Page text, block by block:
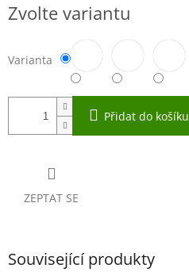
cena:
Zvolte variantu
Varianta
Přidat do košíku
ZEPTAT SE
Související produkty